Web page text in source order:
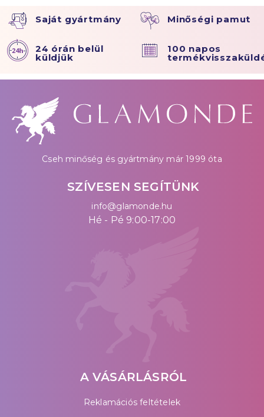
Saját gyártmány Minőségi pamut
24 órán belül
küldjük
100 napos
Cseh minőség és gyártmány már 1999 óta
SZÍVESEN SEGÍTÜNK
info@glamonde.hu
Hé - Pé 9:00-17:00
A VÁSÁRLÁSRÓL
Reklamációs feltételek